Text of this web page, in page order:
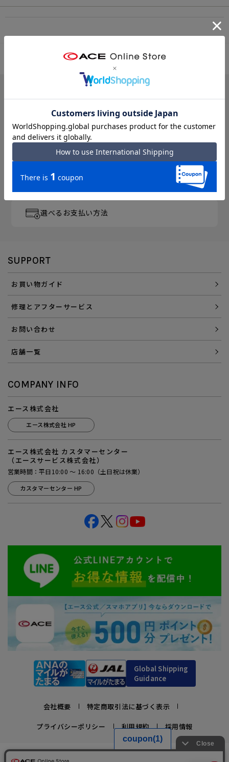
PC スマートフォン
月～金曜 13時／土曜 11時
3,300円以上のご購入で
「送料無料」
エース直営ならではの
「アフターサービス」
会員登録でさらに
「便利にお得にお買い物」を
選べるお支払い方法
SUPPORT
お買い物ガイド
修理とアフターサービス
お問い合わせ
店舗一覧
COMPANY INFO
エース株式会社
エース株式会社 HP
エース株式会社 カスタマーセンター
（エースサービス株式会社）
営業時間：平日10:00 ～ 16:00（土日祝は休業）
カスタマーセンター HP
Global Shipping
Guidance
会社概要 特定商取引法に基づく表示
プライバシーポリシー 利用規約 採用情報